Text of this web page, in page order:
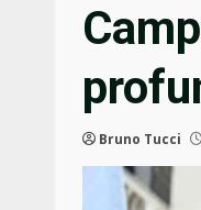
Bruno Tucci